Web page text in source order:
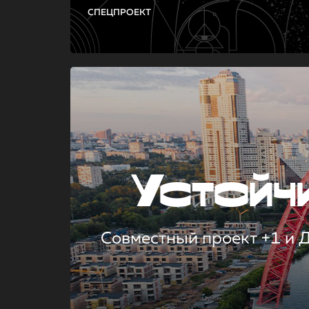
СПЕЦПРОЕКТ
Совместный проект +1 и